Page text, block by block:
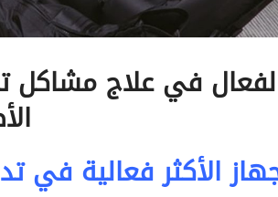
في علاج مشاكل
الأكثر فعالية